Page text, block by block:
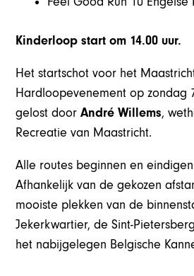
Kinderloop start om 14.00 uur.
Het startschot voor het
Hardloopevenement op zondag
gelost door André Willems,
Recreatie van Maastricht.
Alle routes beginnen en
Afhankelijk van de gekozen
mooiste plekken van de
Jekerkwartier, de Sint-
het nabijgelegen Belgische